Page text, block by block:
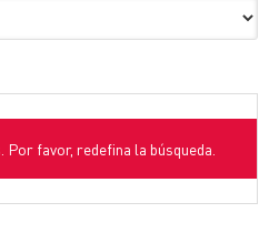
favor, redefina la búsqueda.